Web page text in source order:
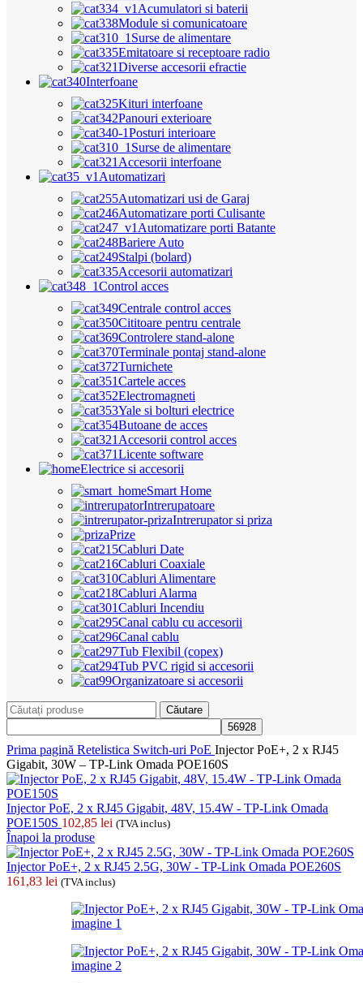
Acumulatori si baterii
Module si comunicatoare
Surse de alimentare
Emitatoare si receptoare radio
Diverse accesorii efractie
Interfoane
Kituri interfoane
Panouri exterioare
Posturi interioare
Surse de alimentare
Accesorii interfoane
Automatizari
Automatizari usi de Garaj
Automatizare porti Culisante
Automatizare porti Batante
Bariere Auto
Stalpi (bolard)
Accesorii automatizari
Control acces
Centrale control acces
Cititoare pentru centrale
Controlere stand-alone
Terminale pontaj stand-alone
Turnichete
Cartele acces
Electromagneti
Yale si bolturi electrice
Butoane de acces
Accesorii control acces
Licente software
Electrice si accesorii
Smart Home
Intrerupatoare
Intrerupator si priza
Prize
Cabluri Date
Cabluri Coaxiale
Cabluri Alimentare
Cabluri Alarma
Cabluri Incendiu
Canal cablu cu accesorii
Canal cablu
Tub Flexibil (copex)
Tub PVC rigid si accesorii
Organizatoare si accesorii
Căutare
Prima pagină Retelistica Switch-uri PoE Injector PoE+, 2 x RJ45
Gigabit, 30W – TP-Link Omada POE160S
Injector PoE, 2 x RJ45 Gigabit, 48V, 15.4W - TP-Link Omada
POE150S 102,85 lei (TVA inclus)
Înapoi la produse
Injector PoE+, 2 x RJ45 2.5G, 30W - TP-Link Omada POE260S
161,83 lei (TVA inclus)